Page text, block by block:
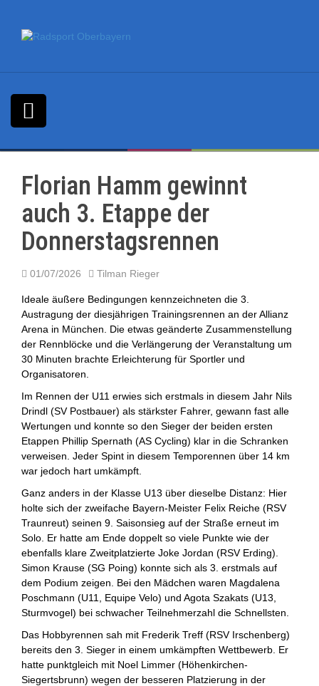
Florian Hamm gewinnt
auch 3. Etappe der
Donnerstagsrennen
01/07/2026 Tilman Rieger
Ideale äußere Bedingungen kennzeichneten die 3.
Austragung der diesjährigen Trainingsrennen an der Allianz
Arena in München. Die etwas geänderte Zusammenstellung
der Rennblöcke und die Verlängerung der Veranstaltung um
30 Minuten brachte Erleichterung für Sportler und
Organisatoren.
Im Rennen der U11 erwies sich erstmals in diesem Jahr Nils
Drindl (SV Postbauer) als stärkster Fahrer, gewann fast alle
Wertungen und konnte so den Sieger der beiden ersten
Etappen Phillip Spernath (AS Cycling) klar in die Schranken
verweisen. Jeder Spint in diesem Temporennen über 14 km
war jedoch hart umkämpft.
Ganz anders in der Klasse U13 über dieselbe Distanz: Hier
holte sich der zweifache Bayern-Meister Felix Reiche (RSV
Traunreut) seinen 9. Saisonsieg auf der Straße erneut im
Solo. Er hatte am Ende doppelt so viele Punkte wie der
ebenfalls klare Zweitplatzierte Joke Jordan (RSV Erding).
Simon Krause (SG Poing) konnte sich als 3. erstmals auf
dem Podium zeigen. Bei den Mädchen waren Magdalena
Poschmann (U11, Equipe Velo) und Agota Szakats (U13,
Sturmvogel) bei schwacher Teilnehmerzahl die Schnellsten.
Das Hobbyrennen sah mit Frederik Treff (RSV Irschenberg)
bereits den 3. Sieger in einem umkämpften Wettbewerb. Er
hatte punktgleich mit Noel Limmer (Höhenkirchen-
Siegertsbrunn) wegen der besseren Platzierung in der